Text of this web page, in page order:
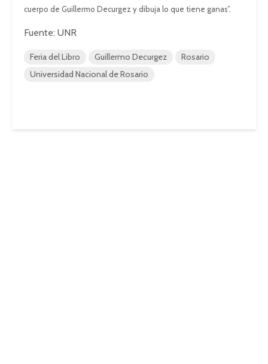
cuerpo de Guillermo Decurgez y dibuja lo que tiene ganas”.
Fuente: UNR
Feria del Libro Guillermo Decurgez
Rosario
Universidad Nacional de Rosario